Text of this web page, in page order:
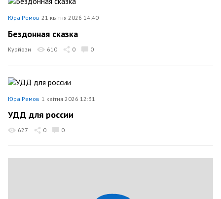
Юра Ремов 21 квітня 2026 14:40
Бездонная сказка
Курйози 610 0 0
Юра Ремов 1 квітня 2026 12:31
УДД для россии
627 0 0